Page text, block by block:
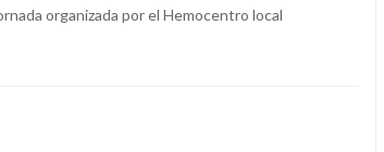
organizada por el Hemocentro local